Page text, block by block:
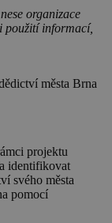
organizace
použití informací,
města Brna
projektu
identifikovat
svého města
pomocí